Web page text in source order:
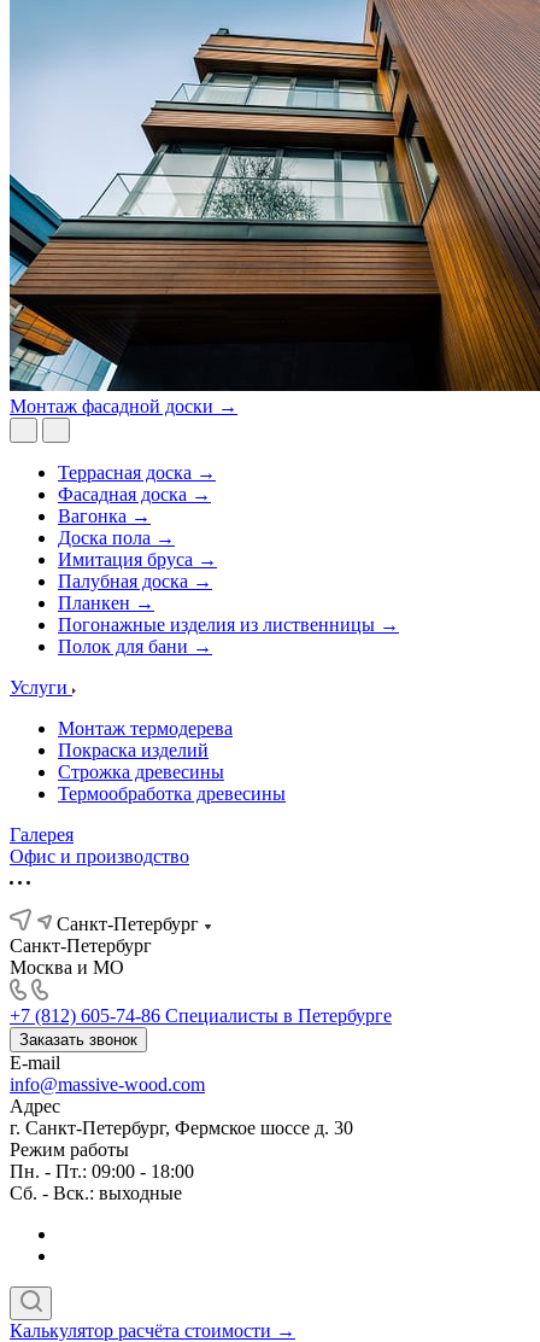
Монтаж фасадной доски →
Террасная доска →
Фасадная доска →
Вагонка →
Доска пола →
Имитация бруса →
Палубная доска →
Планкен →
Погонажные изделия из лиственницы →
Полок для бани →
Услуги
Монтаж термодерева
Покраска изделий
Строжка древесины
Термообработка древесины
Галерея
Офис и производство
Санкт-Петербург
Санкт-Петербург
Москва и МО
+7 (812) 605-74-86 Специалисты в Петербурге
Заказать звонок
E-mail
info@massive-wood.com
Адрес
г. Санкт-Петербург, Фермское шоссе д. 30
Режим работы
Пн. - Пт.: 09:00 - 18:00
Сб. - Вск.: выходные
Калькулятор расчёта стоимости →